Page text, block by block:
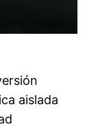
aislada